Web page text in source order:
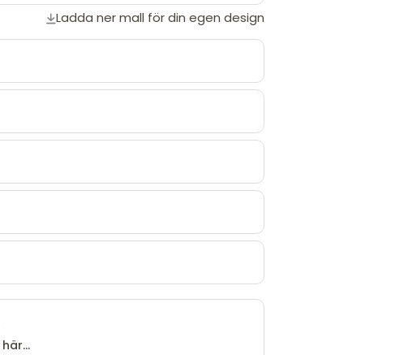
Ladda ner mall för din egen design